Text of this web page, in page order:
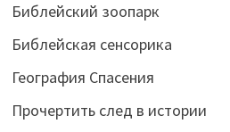
Библейский зоопарк
Библейская сенсорика
География Спасения
Прочертить след в истории